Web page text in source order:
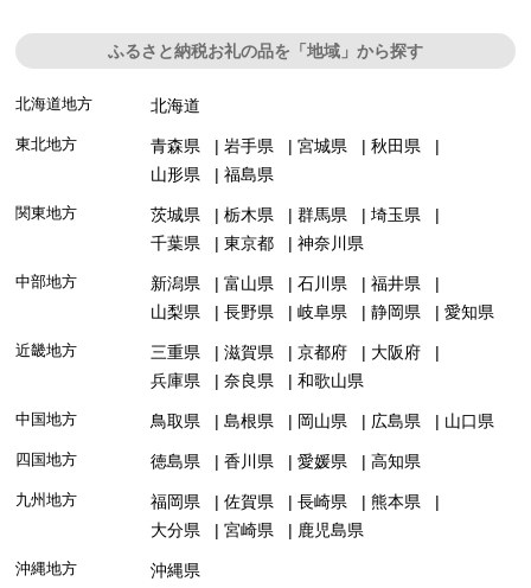
ふるさと納税お礼の品を「地域」から探す
北海道地方 北海道
東北地方 青森県 岩手県 宮城県
秋田県
山形県
福島県
関東地方 茨城県 栃木県 群馬県
埼玉県
千葉県
東京都 神奈川県
中部地方 新潟県 富山県 石川県
福井県
山梨県
長野県 岐阜県 静岡県 愛知県
近畿地方 三重県 滋賀県 京都府
大阪府
兵庫県
奈良県 和歌山県
中国地方 鳥取県 島根県 岡山県 広島県 山口県
四国地方 徳島県 香川県 愛媛県 高知県
九州地方 福岡県 佐賀県 長崎県
熊本県
大分県
宮崎県 鹿児島県
沖縄地方 沖縄県